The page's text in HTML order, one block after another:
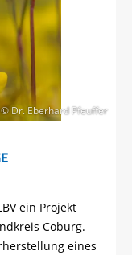
© Dr. Eberhard Pfeuffer
ein Projekt
Coburg.
eines